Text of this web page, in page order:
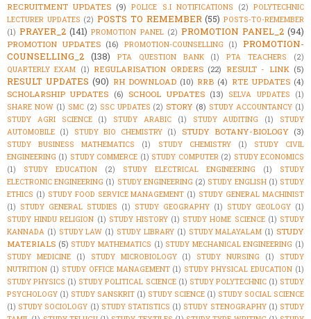
RECRUITMENT UPDATES (9) POLICE S.I NOTIFICATIONS (2) POLYTECHNIC
LECTURER UPDATES (2) POSTS TO REMEMBER (55) POSTS-TO-REMEMBER
(1) PRAYER_2 (141) PROMOTION PANEL (2) PROMOTION PANEL_2 (94)
PROMOTION UPDATES (16) PROMOTION-COUNSELLING (1)
PROMOTION-
COUNSELLING_2 (138) PTA QUESTION BANK (1) PTA TEACHERS
(2)
QUARTERLY EXAM (1) REGULARISATION ORDERS (22) RESULT - LINK (5)
RESULT UPDATES (90) RH DOWNLOAD (10) RRB (4) RTE UPDATES (4)
SCHOLARSHIP UPDATES (6) SCHOOL UPDATES (13) SELVA UPDATES
(1)
SHARE NOW (1) SMC (2) SSC UPDATES (2) STORY (8) STUDY ACCOUNTANCY (1)
STUDY AGRI SCIENCE
(1) STUDY ARABIC (1) STUDY AUDITING (1)
STUDY
AUTOMOBILE (1) STUDY BIO CHEMISTRY (1) STUDY BOTANY-BIOLOGY (3)
STUDY BUSINESS MATHEMATICS (1) STUDY CHEMISTRY (1)
STUDY CIVIL
ENGINEERING (1) STUDY COMMERCE (1) STUDY COMPUTER (2) STUDY ECONOMICS
(1)
STUDY EDUCATION (2) STUDY ELECTRICAL ENGINEERING (1)
STUDY
ELECTRONIC ENGINEERING (1) STUDY ENGINEERING (2) STUDY ENGLISH (1) STUDY
ETHICS (1) STUDY FOOD SERVICE MANAGEMENT (1) STUDY GENERAL MACHINIST
(1) STUDY GENERAL STUDIES (1) STUDY GEOGRAPHY (1) STUDY GEOLOGY (1)
STUDY HINDU RELIGION (1) STUDY HISTORY (1) STUDY HOME SCIENCE (1) STUDY
KANNADA (1) STUDY LAW (1) STUDY LIBRARY (1) STUDY MALAYALAM (1) STUDY
MATERIALS (5) STUDY MATHEMATICS (1) STUDY MECHANICAL ENGINEERING (1)
STUDY MEDICINE
(1) STUDY MICROBIOLOGY (1) STUDY NURSING (1)
STUDY
NUTRITION (1) STUDY OFFICE MANAGEMENT (1) STUDY PHYSICAL EDUCATION (1)
STUDY PHYSICS (1) STUDY POLITICAL SCIENCE (1) STUDY POLYTECHNIC (1) STUDY
PSYCHOLOGY (1) STUDY SANSKRIT (1) STUDY SCIENCE (1) STUDY SOCIAL SCIENCE
(1) STUDY SOCIOLOGY (1) STUDY STATISTICS (1) STUDY STENOGRAPHY (1) STUDY